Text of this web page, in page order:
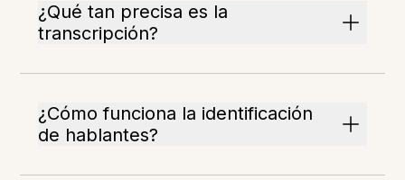
¿Qué tan precisa es la
transcripción?
¿Cómo funciona la identificación
de hablantes?